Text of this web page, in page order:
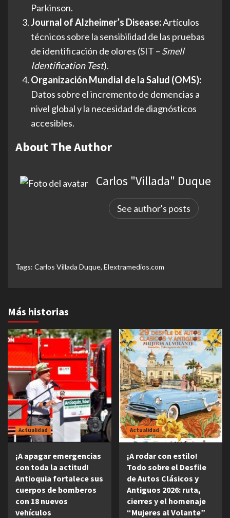
Parkinson.
Journal of Alzheimer’s Disease:Artículos
técnicos sobre la sensibilidad de las pruebas
de identificación de olores (SIT – Smell
Identification Test).
Organización Mundial de la Salud (OMS):
Datos sobre el incremento de demencias a
nivel global y la necesidad de diagnósticos
accesibles.
About The Author
Carlos "Villada" Duque
See author's posts
Tags: Carlos Villada Duque, Elextramedios.com
Más historias
Actualidad
¡A apagar emergencias
con toda la actitud!
Antioquia fortalece sus
cuerpos de bomberos
con 18 nuevos
vehículos
Actualidad
¡A rodar con estilo!
Todo sobre el Desfile
de Autos Clásicos y
Antiguos 2026: ruta,
cierres y el homenaje
“Mujeres al Volante”